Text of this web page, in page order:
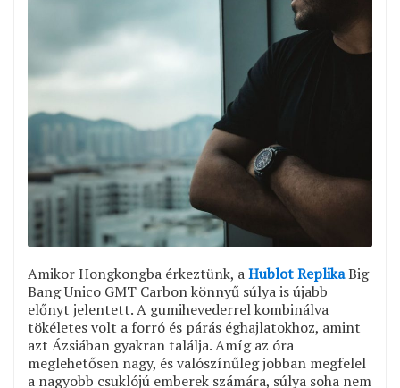
Amikor Hongkongba érkeztünk, aHublot ReplikaBig
Bang Unico GMT Carbon könnyű súlya is újabb
előnyt jelentett. A gumihevederrel kombinálva
tökéletes volt a forró és párás éghajlatokhoz, amint
azt Ázsiában gyakran találja. Amíg az óra
meglehetősen nagy, és valószínűleg jobban megfelel
a nagyobb csuklójú emberek számára, súlya soha nem